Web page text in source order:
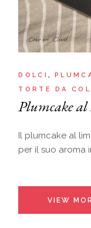
DOLCI
TORTE DA
Plumcake al
Il plumcake al
per il suo aroma
VIEW